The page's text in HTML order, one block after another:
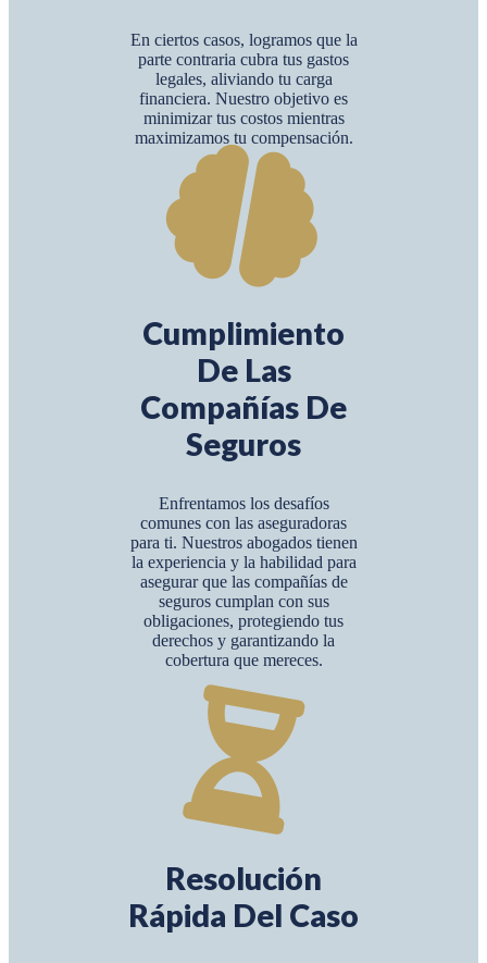
En ciertos casos, logramos que la
parte contraria cubra tus gastos
legales, aliviando tu carga
financiera. Nuestro objetivo es
minimizar tus costos mientras
maximizamos tu compensación.
Cumplimiento
De Las
Compañías De
Seguros
Enfrentamos los desafíos
comunes con las aseguradoras
para ti. Nuestros abogados tienen
la experiencia y la habilidad para
asegurar que las compañías de
seguros cumplan con sus
obligaciones, protegiendo tus
derechos y garantizando la
cobertura que mereces.
Resolución
Rápida Del Caso